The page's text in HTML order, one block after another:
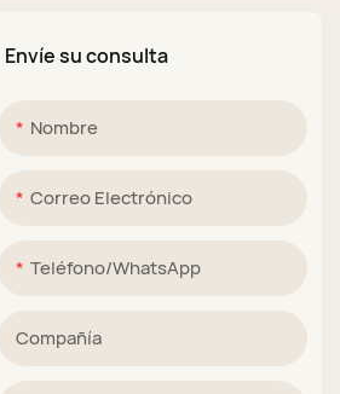
Envíe su consulta
Nombre
Correo Electrónico
Teléfono/WhatsApp
Compañía